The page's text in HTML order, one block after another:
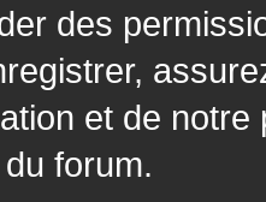
des
et de
forum.